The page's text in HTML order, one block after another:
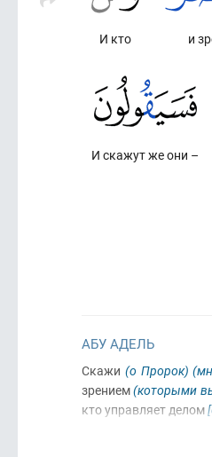
и
И кто
И скажут же они –
АБУ АДЕЛЬ
Скажи (о Пророк)
зрением(которыми
кто управляет делом